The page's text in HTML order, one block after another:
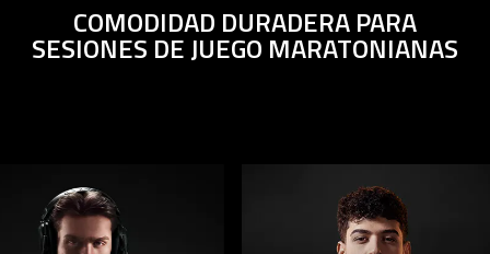
COMODIDAD DURADERA PARA
SESIONES DE JUEGO MARATONIANAS
carousel